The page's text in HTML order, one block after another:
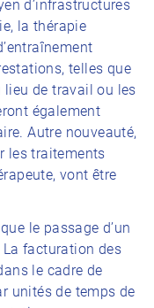
d’infrastructures
la thérapie
telles que
lieu de travail ou les
également
Autre nouveauté,
les traitements
vont être
le passage d’un
facturation des
le cadre de
unités de temps de